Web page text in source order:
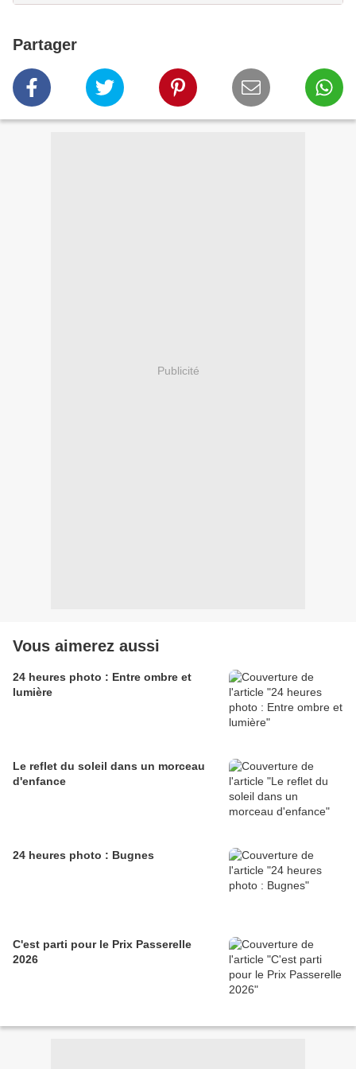
Partager
Publicité
Vous aimerez aussi
24 heures photo : Entre ombre et
lumière
Le reflet du soleil dans un morceau
d'enfance
24 heures photo : Bugnes
C'est parti pour le Prix Passerelle
2026